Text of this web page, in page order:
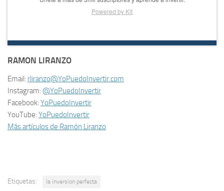
Powered by Kit
RAMON LIRANZO
Email: rliranzo@YoPuedoInvertir.com
Instagram: @YoPuedoInvertir
Facebook: YoPuedoInvertir
YouTube: YoPuedoInvertir
Más artículos de Ramón Liranzo
Etiquetas: la inversion perfecta